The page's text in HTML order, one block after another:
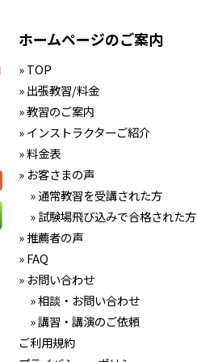
ホームページのご案内
» TOP
» 出張教習/料金
» 教習のご案内
» インストラクターご紹介
» 料金表
» お客さまの声
» 通常教習を受講された方
» 試験場飛び込みで合格された方
» 推薦者の声
» FAQ
» お問い合わせ
» 相談・お問い合わせ
» 講習・講演のご依頼
ご利用規約